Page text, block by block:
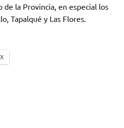
la Provincia, en especial los
Tapalqué y Las Flores.
X